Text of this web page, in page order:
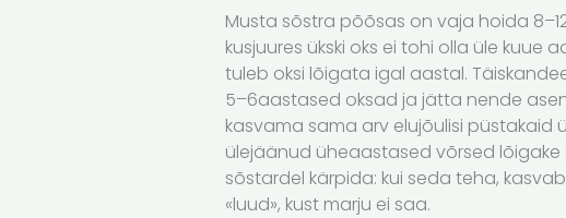
Musta sõstra põõsas on vaja hoida
kusjuures ükski oks ei tohi olla üle kuue
tuleb oksi lõigata igal aastal.
5–6aastased oksad ja jätta nende
kasvama sama arv elujõulisi püstakaid
ülejäänud üheaastased võrsed
sõstardel kärpida: kui seda teha,
«luud», kust marju ei saa.